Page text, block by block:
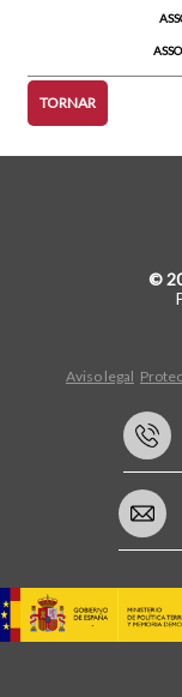
TORNAR
©
Aviso legal